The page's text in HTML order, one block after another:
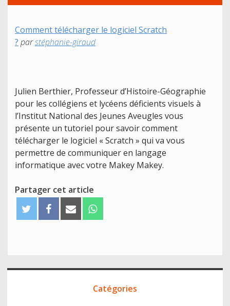
Comment télécharger le logiciel Scratch
? parstéphanie-giraud
Julien Berthier, Professeur d’Histoire-Géographie
pour les collégiens et lycéens déficients visuels à
l’Institut National des Jeunes Aveugles vous
présente un tutoriel pour savoir comment
télécharger le logiciel « Scratch » qui va vous
permettre de communiquer en langage
informatique avec votre Makey Makey.
Partager cet article
w
e
a
o
m
h
A
p
Accès
Catégories